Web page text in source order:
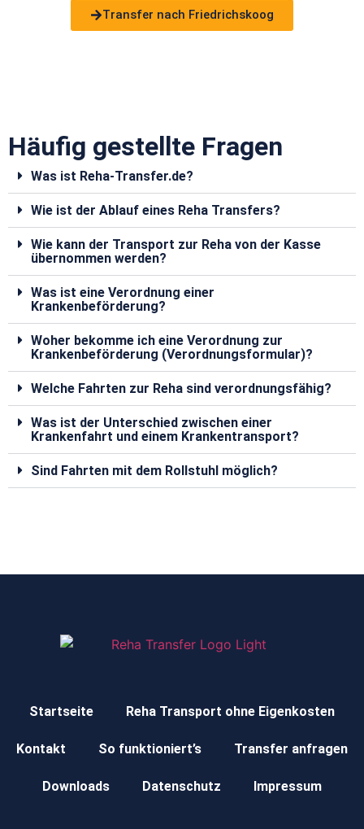
Transfer nach Friedrichskoog
Häufig gestellte Fragen
Was ist Reha-Transfer.de?
Wie ist der Ablauf eines Reha Transfers?
Wie kann der Transport zur Reha von der Kasse
übernommen werden?
Was ist eine Verordnung einer
Krankenbeförderung?
Woher bekomme ich eine Verordnung zur
Krankenbeförderung (Verordnungsformular)?
Welche Fahrten zur Reha sind verordnungsfähig?
Was ist der Unterschied zwischen einer
Krankenfahrt und einem Krankentransport?
Sind Fahrten mit dem Rollstuhl möglich?
Startseite Reha Transport ohne Eigenkosten
Kontakt So funktioniert’s Transfer anfragen
Downloads Datenschutz Impressum